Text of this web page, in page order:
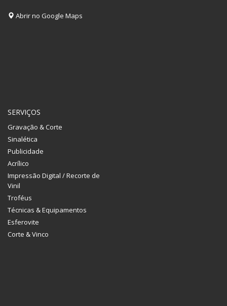
Abrir no Google Maps
SERVIÇOS
Gravação & Corte
Sinalética
Publicidade
Acrílico
Impressão Digital / Recorte de
Vinil
Troféus
Técnicas & Equipamentos
Esferovite
Corte & Vinco